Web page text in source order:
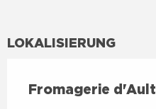
LOKALISIERUNG
Fromagerie d'Ault